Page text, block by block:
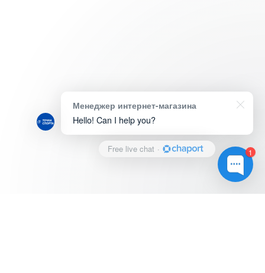
1
Менеджер интернет-магазина
Hello! Can I help you?
Free live chat ·